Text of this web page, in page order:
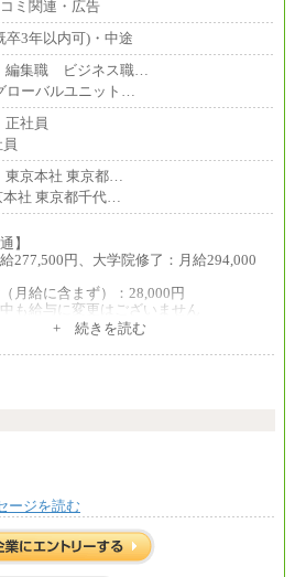
ミ関連・広告
卒3年以内可)・中途
編集職 ビジネス職…
ーバルユニット…
正社員
東京本社 東京都…
本社 東京都千代…
】
277,500円、大学院修了：月給294,000
月給に含まず）：28,000円
も給与に変更はございません
円～
含む金額です）
+ 続きを読む
ージを読む